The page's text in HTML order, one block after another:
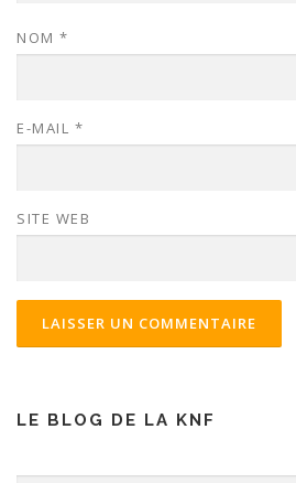
NOM *
E-MAIL *
SITE WEB
LE BLOG DE LA KNF